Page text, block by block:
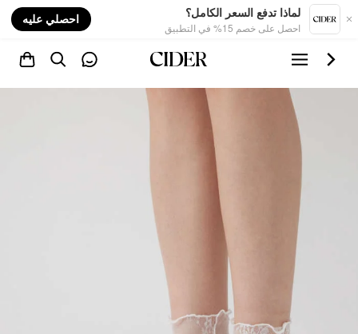
لماذا تدفع السعر الكامل؟
احصل على خصم 15% في التطبيق
احصلي عليه